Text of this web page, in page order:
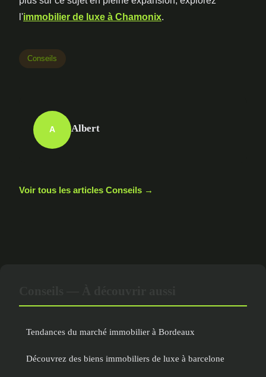
l'immobilier de luxe à Chamonix.
Conseils
A Albert
Voir tous les articles Conseils →
Tendances du marché immobilier à Bordeaux
Découvrez des biens immobiliers de luxe à barcelone